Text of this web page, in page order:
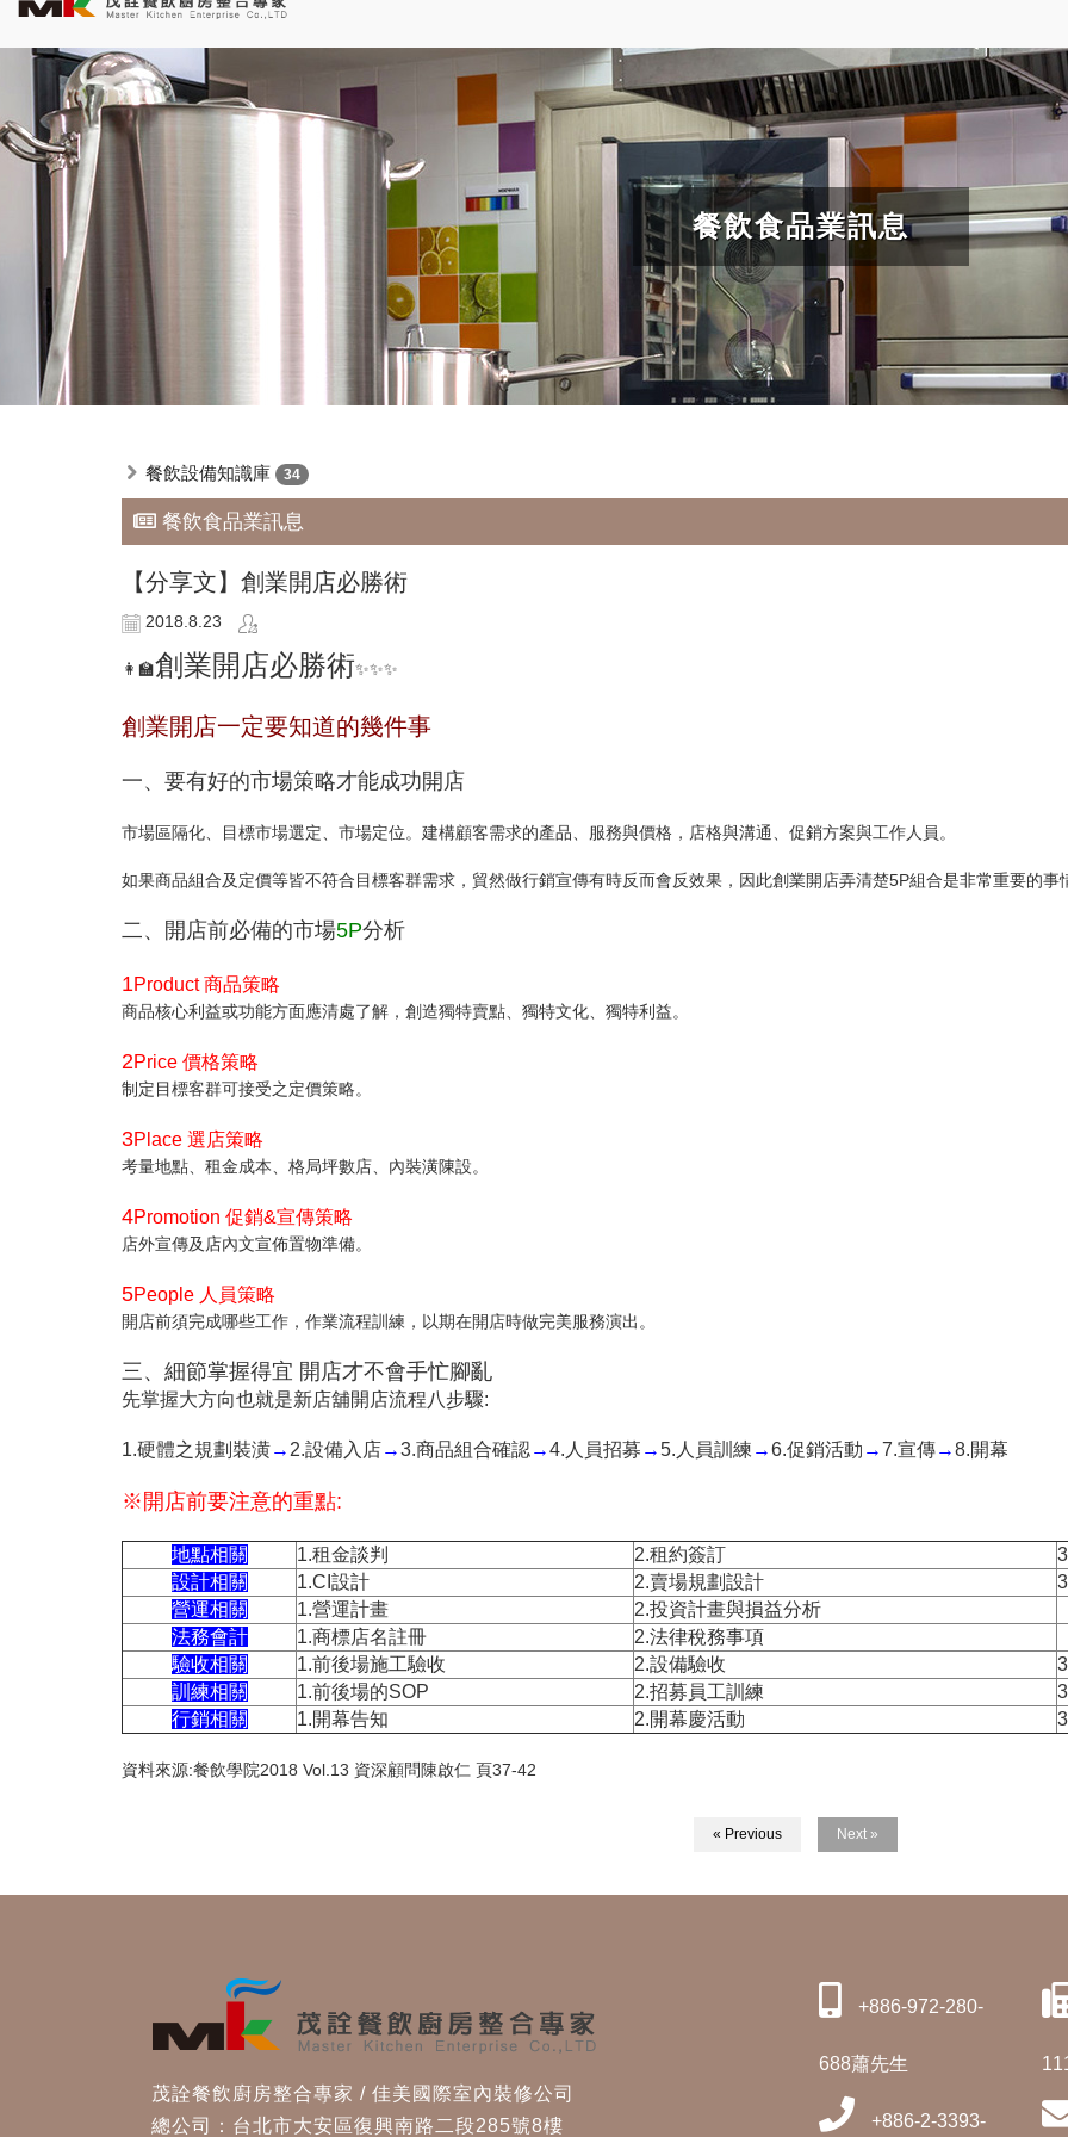
餐飲食品業訊息
餐飲設備知識庫 34
餐飲食品業訊息
【分享文】創業開店必勝術
2018.8.23
👩‍🏫創業開店必勝術✨✨✨
創業開店一定要知道的幾件事
一、要有好的市場策略才能成功開店
市場區隔化、目標市場選定、市場定位。建構顧客需求的產品、服務與價格，店格與溝通、促銷方案與工作人員。
如果商品組合及定價等皆不符合目標客群需求，貿然做行銷宣傳有時反而會反效果，因此創業開店弄清楚5P組合是非常重要的事
二、開店前必備的市場5P分析
1Product 商品策略
商品核心利益或功能方面應清處了解，創造獨特賣點、獨特文化、獨特利益。
2Price 價格策略
制定目標客群可接受之定價策略。
3Place 選店策略
考量地點、租金成本、格局坪數店、內裝潢陳設。
4Promotion 促銷&宣傳策略
店外宣傳及店內文宣佈置物準備。
5People 人員策略
開店前須完成哪些工作，作業流程訓練，以期在開店時做完美服務演出。
三、 細節掌握得宜 開店才不會手忙腳亂
先掌握大方向也就是新店舖開店流程八步驟:
1.硬體之規劃裝潢→ 2.設備入店→3.商品組合確認→4.人員招募 →5.人員訓練 →6.促銷活動 →7.宣傳→8.開幕
※開店前要注意的重點:
地點相關 1.租金談判 2.租約簽訂
設計相關
1.CI設計 2.賣場規劃設計
營運相關
1.營運計畫
2.投資計畫與損益分析
法務會計
1.商標店名註冊
2.法律稅務事項
驗收相關
1.前後場施工驗收 2.設備驗收
訓練相關
1.前後場的SOP 2.招募員工訓練
行銷相關
1.開幕告知 2.開幕慶活動
資料來源:餐飲學院2018 Vol.13 資深顧問陳啟仁 頁37-42
« Previous Next »
茂詮餐飲廚房整合專家 / 佳美國際室內裝修公司
總公司：台北市大安區復興南路二段285號8樓
+886-972-280-
688蕭先生
+886-2-3393-